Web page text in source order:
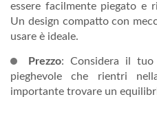
essere facilmente piegato e
Un design compatto con
usare è ideale.
Prezzo: Considera il tuo
pieghevole che rientri
importante trovare un